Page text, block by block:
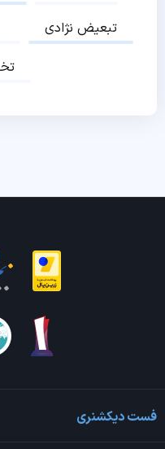
تبعیض نژادی
فست دیکشنری